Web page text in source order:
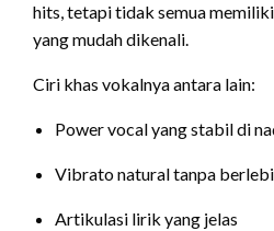
hits, tetapi tidak semua
yang mudah dikenali.
Ciri khas vokalnya antara lain:
Power vocal yang stabil di
Vibrato natural tanpa
Artikulasi lirik yang jelas